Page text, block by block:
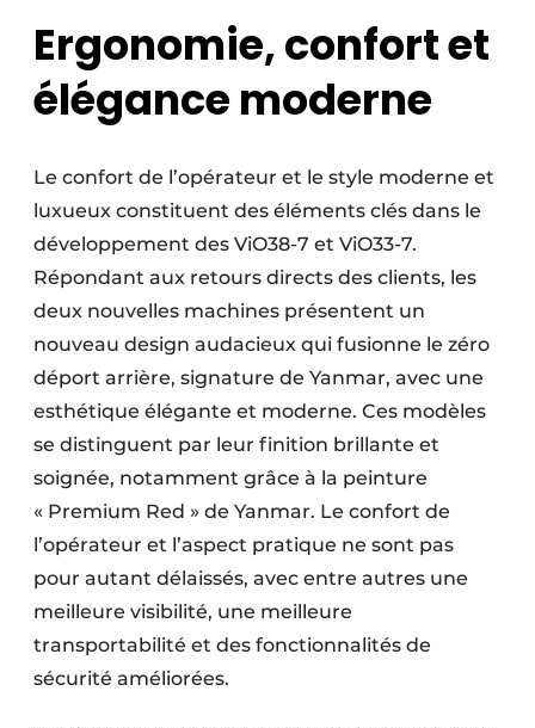
Ergonomie, confort et
élégance moderne
Le confort de l’opérateur et le style moderne et
luxueux constituent des éléments clés dans le
développement des ViO38-7 et ViO33-7.
Répondant aux retours directs des clients, les
deux nouvelles machines présentent un
nouveau design audacieux qui fusionne le zéro
déport arrière, signature de Yanmar, avec une
esthétique élégante et moderne. Ces modèles
se distinguent par leur finition brillante et
soignée, notamment grâce à la peinture
« Premium Red » de Yanmar. Le confort de
l’opérateur et l’aspect pratique ne sont pas
pour autant délaissés, avec entre autres une
meilleure visibilité, une meilleure
transportabilité et des fonctionnalités de
sécurité améliorées.